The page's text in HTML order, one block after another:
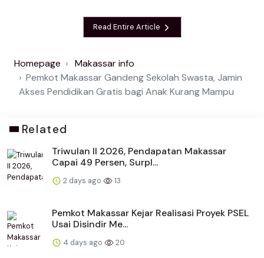
Read Entire Article
Homepage
Makassar info
Pemkot Makassar Gandeng Sekolah Swasta, Jamin
Akses Pendidikan Gratis bagi Anak Kurang Mampu
Related
Triwulan II 2026, Pendapatan Makassar
Capai 49 Persen, Surpl...
2 days ago 13
Pemkot Makassar Kejar Realisasi Proyek PSEL
Usai Disindir Me...
4 days ago 20